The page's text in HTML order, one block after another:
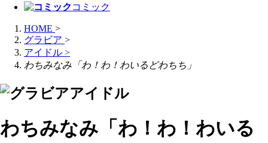
コミック
HOME >
グラビア >
アイドル >
わちみなみ「わ！わ！わいるどわちち」
アイドル
わちみなみ「わ！わ！わいる